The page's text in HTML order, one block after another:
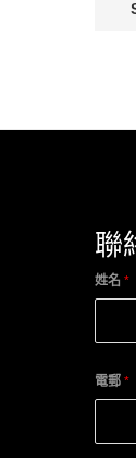
聯
姓名 *
電郵 *